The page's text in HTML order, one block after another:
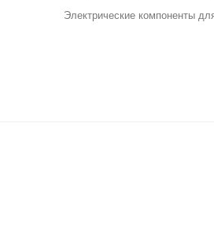
Электрические компоненты